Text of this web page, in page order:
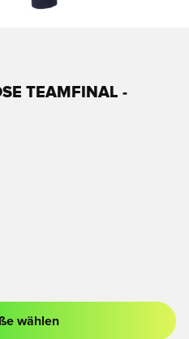
TEAMFINAL -
Anmelden oder Registrieren
wählen